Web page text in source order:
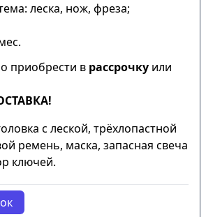
леска, нож, фреза;
приобрести в рассрочку или
с леской, трёхлопастной
ремень, маска, запасная свеча
ключей.